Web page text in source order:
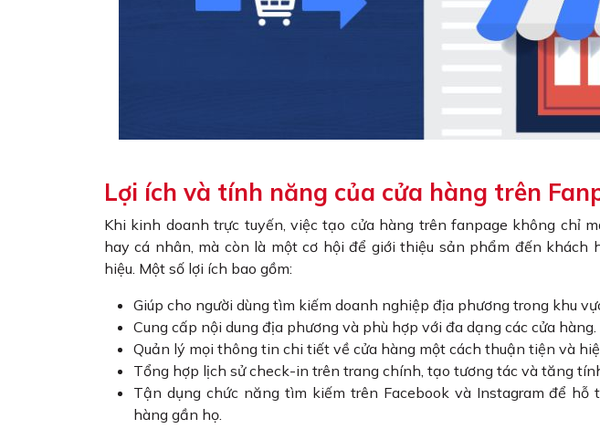
Lợi ích và tính năng của cửa hàng trên
Khi kinh doanh trực tuyến, việc tạo cửa hàng trên fanpage không chỉ
hay cá nhân, mà còn là một cơ hội để giới thiệu sản phẩm đến
hiệu. Một số lợi ích bao gồm:
Giúp cho người dùng tìm kiếm doanh nghiệp địa phương trong khu
Cung cấp nội dung địa phương và phù hợp với đa dạng các cửa hàng.
Quản lý mọi thông tin chi tiết về cửa hàng một cách thuận tiện và
Tổng hợp lịch sử check-in trên trang chính, tạo tương tác và tăng
Tận dụng chức năng tìm kiếm trên Facebook và Instagram để hỗ
hàng gần họ.